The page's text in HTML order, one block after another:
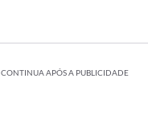
CONTINUA APÓS A PUBLICIDADE